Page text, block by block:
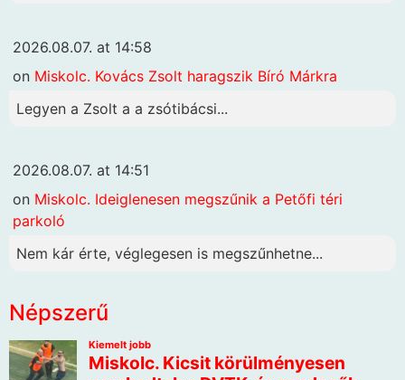
2026.08.07. at 14:58
on Miskolc. Kovács Zsolt haragszik Bíró Márkra
Legyen a Zsolt a a zsótibácsi...
2026.08.07. at 14:51
on Miskolc. Ideiglenesen megszűnik a Petőfi téri
parkoló
Nem kár érte, véglegesen is megszűnhetne...
Népszerű